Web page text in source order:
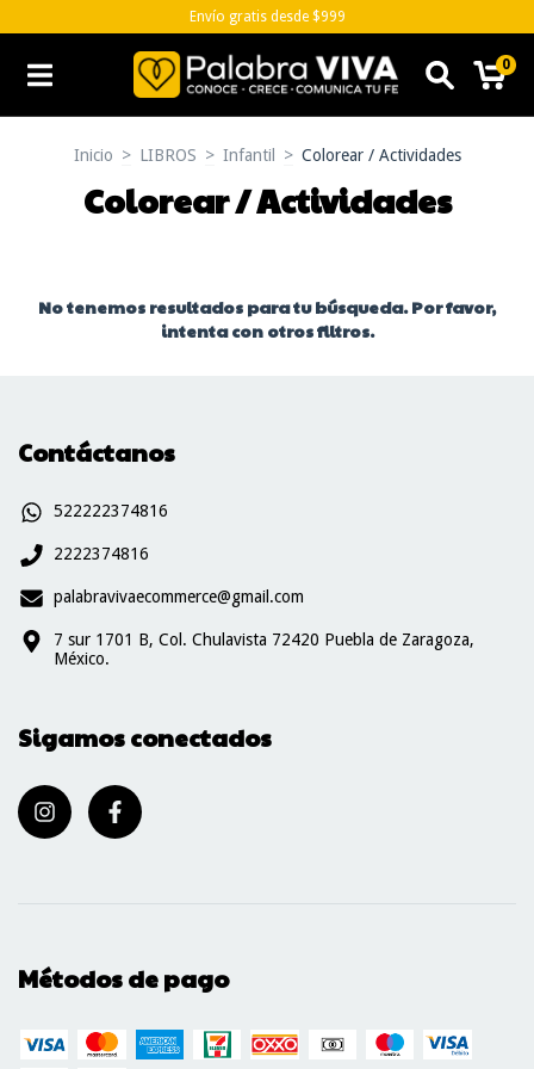
Envío gratis desde $999
0
Inicio > LIBROS > Infantil > Colorear / Actividades
Colorear / Actividades
No tenemos resultados para tu búsqueda. Por favor,
intenta con otros filtros.
Contáctanos
522222374816
2222374816
palabravivaecommerce@gmail.com
7 sur 1701 B, Col. Chulavista 72420 Puebla de Zaragoza,
México.
Sigamos conectados
Métodos de pago